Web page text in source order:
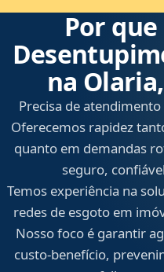
Por
na Olaria,
Precisa de
Oferecemos rapidez
quanto em demandas
seguro,
Temos experiência na
redes de esgoto em
Nosso foco é garantir
custo-benefício,